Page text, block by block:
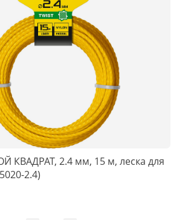
КВАДРАТ, 2.4 мм, 15 м, леска для
2.4)